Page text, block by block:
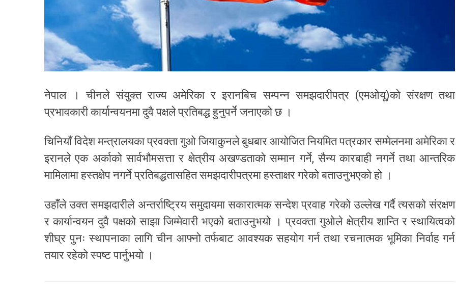
नेपाल । चीनले संयुक्त राज्य अमेरिका र इरानबिच सम्पन्न समझदारीपत्र (एमओयू)को संरक्षण तथा
प्रभावकारी कार्यान्वयनमा दुवै पक्षले प्रतिबद्ध हुनुपर्ने जनाएको छ ।
चिनियाँ विदेश मन्त्रालयका प्रवक्ता गुओ जियाकुनले बुधबार आयोजित नियमित पत्रकार सम्मेलनमा अमेरिका र
इरानले एक अर्काको सार्वभौमसत्ता र क्षेत्रीय अखण्डताको सम्मान गर्ने, सैन्य कारबाही नगर्ने तथा आन्तरिक
मामिलामा हस्तक्षेप नगर्ने प्रतिबद्धतासहित समझदारीपत्रमा हस्ताक्षर गरेको बताउनुभएको हो ।
उहाँले उक्त समझदारीले अन्तर्राष्ट्रिय समुदायमा सकारात्मक सन्देश प्रवाह गरेको उल्लेख गर्दै त्यसको संरक्षण
र कार्यान्वयन दुवै पक्षको साझा जिम्मेवारी भएको बताउनुभयो । प्रवक्ता गुओले क्षेत्रीय शान्ति र स्थायित्वको
शीघ्र पुनः स्थापनाका लागि चीन आफ्नो तर्फबाट आवश्यक सहयोग गर्न तथा रचनात्मक भूमिका निर्वाह गर्न
तयार रहेको स्पष्ट पार्नुभयो ।